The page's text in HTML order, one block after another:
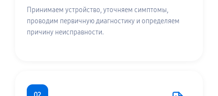
Принимаем устройство, уточняем симптомы,
проводим первичную диагностику и определяем
причину неисправности.